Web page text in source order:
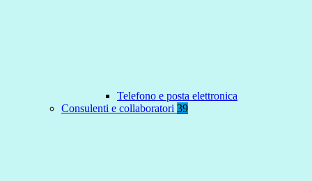
Telefono e posta elettronica
Consulenti e collaboratori 39